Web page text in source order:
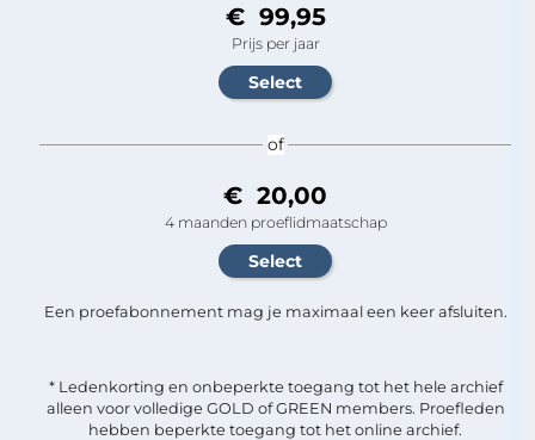
€ 99,95
Prijs per jaar
of
€ 20,00
4 maanden proeflidmaatschap
Een proefabonnement mag je maximaal een keer afsluiten.
* Ledenkorting en onbeperkte toegang tot het hele archief
alleen voor volledige GOLD of GREEN members. Proefleden
hebben beperkte toegang tot het online archief.